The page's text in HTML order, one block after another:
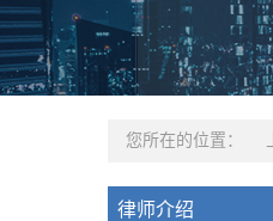
您所在的位置：
律师介绍